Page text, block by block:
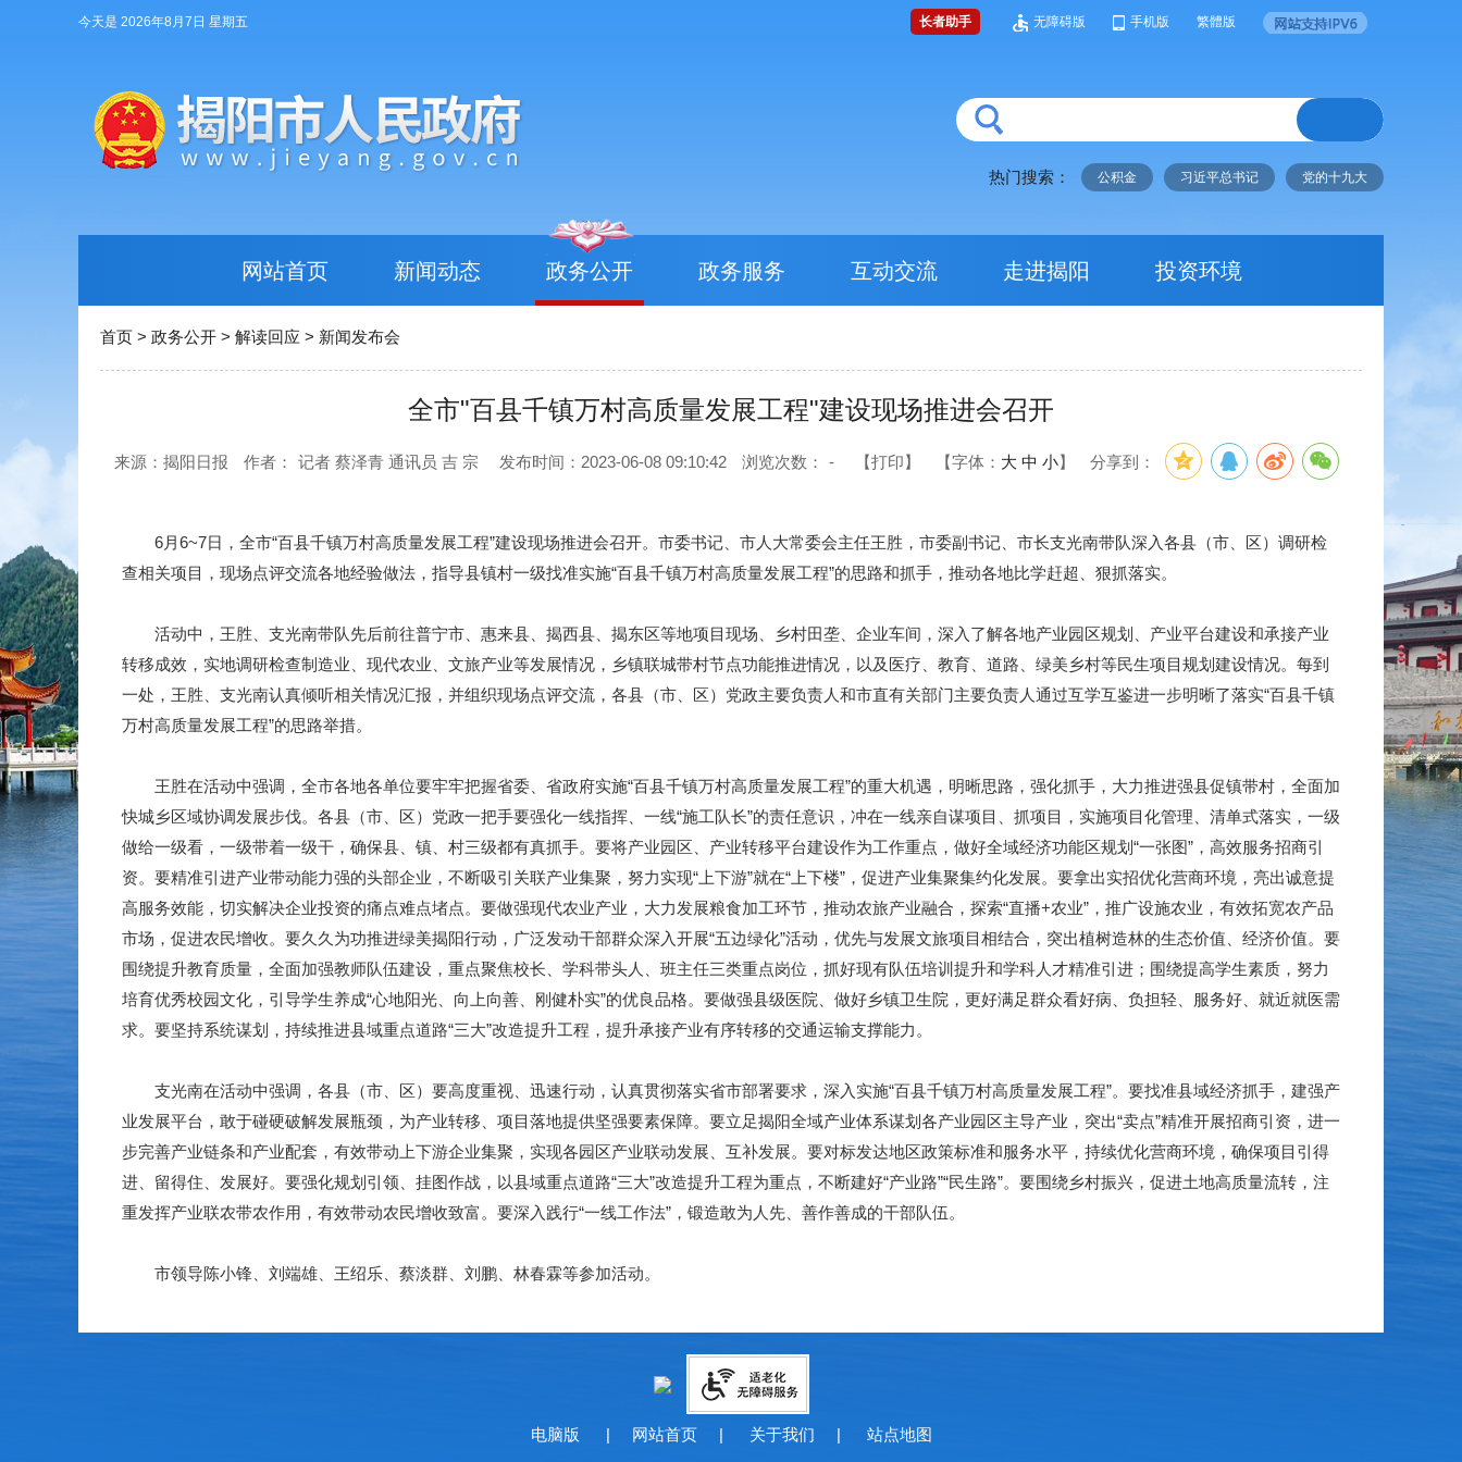
今天是 2026年8月7日 星期五 长者助手 无障碍版 手机版 繁體版
热门搜索： 公积金 习近平总书记 党的十九大
网站首页 新闻动态 政务公开 政务服务 互动交流 走进揭阳 投资环境
首页 > 政务公开 > 解读回应 > 新闻发布会
全市"百县千镇万村高质量发展工程"建设现场推进会召开
来源：揭阳日报 作者： 记者 蔡泽青 通讯员 吉 宗 发布时间：2023-06-08 09:10:42 浏览次数： - 【打印】 【字体： 大 中 小】 分享到：
6月6~7日，全市“百县千镇万村高质量发展工程”建设现场推进会召开。市委书记、市人大常委会主任王胜，市委副书记、市长支光南带队深入各县（市、区）调研检
查相关项目，现场点评交流各地经验做法，指导县镇村一级找准实施“百县千镇万村高质量发展工程”的思路和抓手，推动各地比学赶超、狠抓落实。
活动中，王胜、支光南带队先后前往普宁市、惠来县、揭西县、揭东区等地项目现场、乡村田垄、企业车间，深入了解各地产业园区规划、产业平台建设和承接产业
转移成效，实地调研检查制造业、现代农业、文旅产业等发展情况，乡镇联城带村节点功能推进情况，以及医疗、教育、道路、绿美乡村等民生项目规划建设情况。每到
一处，王胜、支光南认真倾听相关情况汇报，并组织现场点评交流，各县（市、区）党政主要负责人和市直有关部门主要负责人通过互学互鉴进一步明晰了落实“百县千镇
万村高质量发展工程”的思路举措。
王胜在活动中强调，全市各地各单位要牢牢把握省委、省政府实施“百县千镇万村高质量发展工程”的重大机遇，明晰思路，强化抓手，大力推进强县促镇带村，全面加
快城乡区域协调发展步伐。各县（市、区）党政一把手要强化一线指挥、一线“施工队长”的责任意识，冲在一线亲自谋项目、抓项目，实施项目化管理、清单式落实，一级
做给一级看，一级带着一级干，确保县、镇、村三级都有真抓手。要将产业园区、产业转移平台建设作为工作重点，做好全域经济功能区规划“一张图”，高效服务招商引
资。要精准引进产业带动能力强的头部企业，不断吸引关联产业集聚，努力实现“上下游”就在“上下楼”，促进产业集聚集约化发展。要拿出实招优化营商环境，亮出诚意提
高服务效能，切实解决企业投资的痛点难点堵点。要做强现代农业产业，大力发展粮食加工环节，推动农旅产业融合，探索“直播+农业”，推广设施农业，有效拓宽农产品
市场，促进农民增收。要久久为功推进绿美揭阳行动，广泛发动干部群众深入开展“五边绿化”活动，优先与发展文旅项目相结合，突出植树造林的生态价值、经济价值。要
围绕提升教育质量，全面加强教师队伍建设，重点聚焦校长、学科带头人、班主任三类重点岗位，抓好现有队伍培训提升和学科人才精准引进；围绕提高学生素质，努力
培育优秀校园文化，引导学生养成“心地阳光、向上向善、刚健朴实”的优良品格。要做强县级医院、做好乡镇卫生院，更好满足群众看好病、负担轻、服务好、就近就医需
求。要坚持系统谋划，持续推进县域重点道路“三大”改造提升工程，提升承接产业有序转移的交通运输支撑能力。
支光南在活动中强调，各县（市、区）要高度重视、迅速行动，认真贯彻落实省市部署要求，深入实施“百县千镇万村高质量发展工程”。要找准县域经济抓手，建强产
业发展平台，敢于碰硬破解发展瓶颈，为产业转移、项目落地提供坚强要素保障。要立足揭阳全域产业体系谋划各产业园区主导产业，突出“卖点”精准开展招商引资，进一
步完善产业链条和产业配套，有效带动上下游企业集聚，实现各园区产业联动发展、互补发展。要对标发达地区政策标准和服务水平，持续优化营商环境，确保项目引得
进、留得住、发展好。要强化规划引领、挂图作战，以县域重点道路“三大”改造提升工程为重点，不断建好“产业路”“民生路”。要围绕乡村振兴，促进土地高质量流转，注
重发挥产业联农带农作用，有效带动农民增收致富。要深入践行“一线工作法”，锻造敢为人先、善作善成的干部队伍。
市领导陈小锋、刘端雄、王绍乐、蔡淡群、刘鹏、林春霖等参加活动。
电脑版 | 网站首页 | 关于我们 | 站点地图